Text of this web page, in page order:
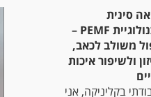
סינית
וטכנולוגיית PEMF –
משולב לכאב,
ולשיפור איכות
בקליניקה, אני